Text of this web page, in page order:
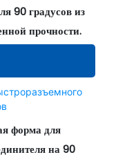
90 градусов из
прочности.
форма для
на 90